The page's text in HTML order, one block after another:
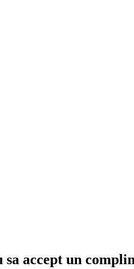
sa accept un